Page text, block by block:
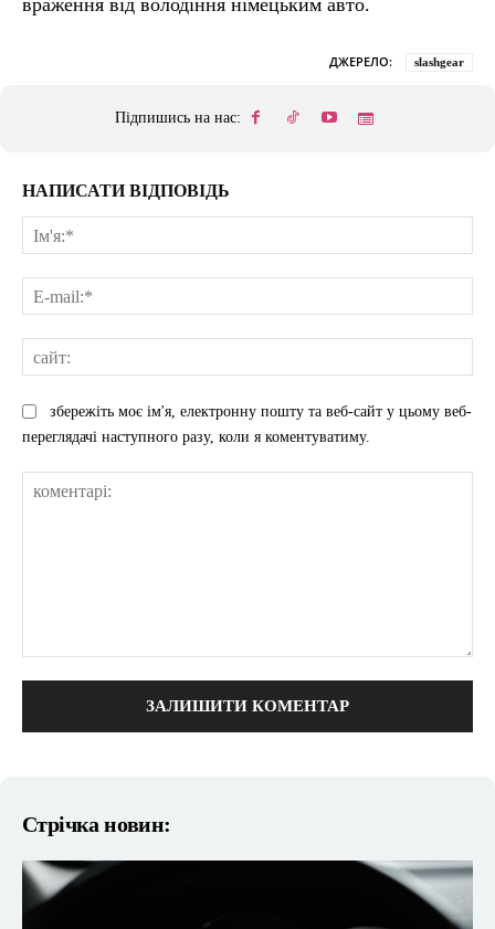
враження від володіння німецьким авто.
ДЖЕРЕЛО: slashgear
Підпишись на нас:
НАПИСАТИ ВІДПОВІДЬ
збережіть моє ім'я, електронну пошту та веб-сайт у цьому веб-
переглядачі наступного разу, коли я коментуватиму.
Стрічка новин: